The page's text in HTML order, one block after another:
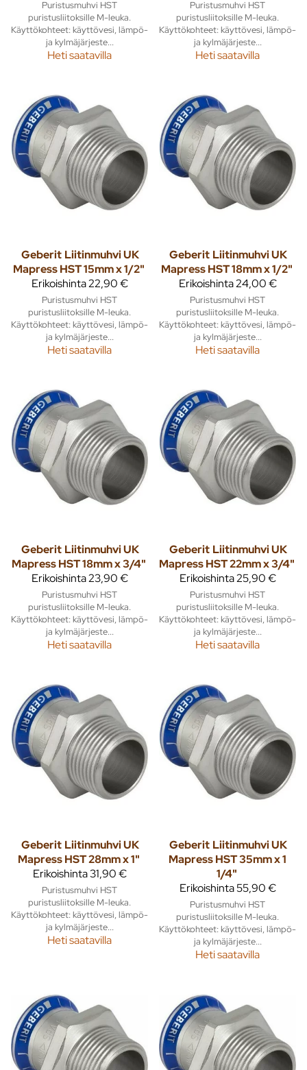
Puristusmuhvi HST
puristusliitoksille M-leuka.
Käyttökohteet: käyttövesi, lämpö-
ja kylmäjärjeste...
Heti saatavilla
Puristusmuhvi HST
puristusliitoksille M-leuka.
Käyttökohteet: käyttövesi, lämpö-
ja kylmäjärjeste...
Heti saatavilla
Geberit Liitinmuhvi UK
Mapress HST 15mm x 1/2"
Erikoishinta22,90 €
Puristusmuhvi HST
puristusliitoksille M-leuka.
Käyttökohteet: käyttövesi, lämpö-
ja kylmäjärjeste...
Heti saatavilla
Geberit Liitinmuhvi UK
Mapress HST 18mm x 1/2"
Erikoishinta24,00 €
Puristusmuhvi HST
puristusliitoksille M-leuka.
Käyttökohteet: käyttövesi, lämpö-
ja kylmäjärjeste...
Heti saatavilla
Geberit Liitinmuhvi UK
Mapress HST 18mm x 3/4"
Erikoishinta23,90 €
Puristusmuhvi HST
puristusliitoksille M-leuka.
Käyttökohteet: käyttövesi, lämpö-
ja kylmäjärjeste...
Heti saatavilla
Geberit Liitinmuhvi UK
Mapress HST 22mm x 3/4"
Erikoishinta25,90 €
Puristusmuhvi HST
puristusliitoksille M-leuka.
Käyttökohteet: käyttövesi, lämpö-
ja kylmäjärjeste...
Heti saatavilla
Geberit Liitinmuhvi UK
Mapress HST 28mm x 1"
Erikoishinta31,90 €
Puristusmuhvi HST
puristusliitoksille M-leuka.
Käyttökohteet: käyttövesi, lämpö-
ja kylmäjärjeste...
Heti saatavilla
Geberit Liitinmuhvi UK
Mapress HST 35mm x 1
1/4"
Erikoishinta55,90 €
Puristusmuhvi HST
puristusliitoksille M-leuka.
Käyttökohteet: käyttövesi, lämpö-
ja kylmäjärjeste...
Heti saatavilla